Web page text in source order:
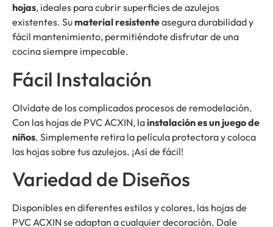
hojas, ideales para cubrir superficies de azulejos
existentes. Sumaterial resistenteasegura durabilidad y
fácil mantenimiento, permitiéndote disfrutar de una
cocina siempre impecable.
Fácil Instalación
Olvídate de los complicados procesos de remodelación.
Con las hojas de PVC ACXIN, lainstalación es un juego de
niños. Simplemente retira la película protectora y coloca
las hojas sobre tus azulejos. ¡Así de fácil!
Variedad de Diseños
Disponibles en diferentes estilos y colores, las hojas de
PVC ACXIN se adaptan a cualquier decoración. Dale